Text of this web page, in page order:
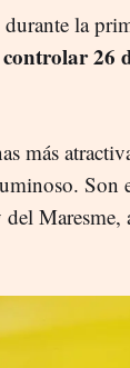
la
controlar 26
más
Son
Maresme,